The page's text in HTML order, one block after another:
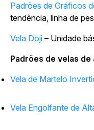
Padrões de Gráficos
tendência, linha de
Vela Doji – Unidade
Padrões de velas de
Vela de Martelo
Vela Engolfante de